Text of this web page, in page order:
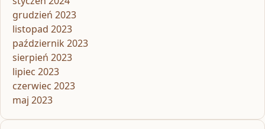
grudzień 2023
listopad 2023
październik 2023
sierpień 2023
lipiec 2023
czerwiec 2023
maj 2023